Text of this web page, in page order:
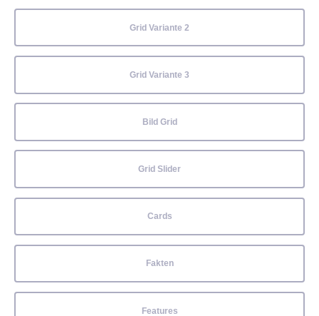
Grid Variante 2
Grid Variante 3
Bild Grid
Grid Slider
Cards
Fakten
Features